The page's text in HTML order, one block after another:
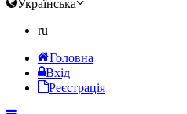
Українська
ru
Головна
Вхід
Реєстрація